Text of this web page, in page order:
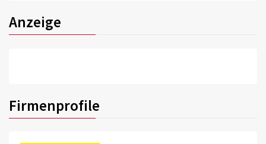
Anzeige
Firmenprofile